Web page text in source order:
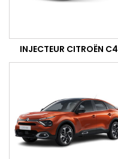
INJECTEUR CITROËN C4